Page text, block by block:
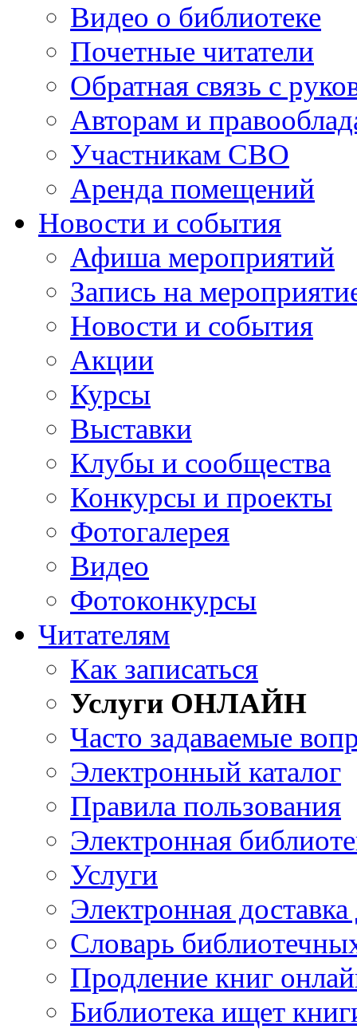
Видео о библиотеке
Почетные читатели
Обратная связь с
Авторам и
Участникам СВО
Аренда помещений
Новости и события
Афиша мероприятий
Запись на
Новости и события
Акции
Курсы
Выставки
Клубы и сообщества
Конкурсы и проекты
Фотогалерея
Видео
Фотоконкурсы
Читателям
Как записаться
Услуги ОНЛАЙН
Часто задаваемые
Электронный каталог
Правила пользования
Электронная
Услуги
Электронная
Словарь
Продление книг
Библиотека ищет